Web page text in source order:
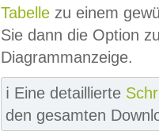
Tabelle zu einem
Sie dann die Option
Diagrammanzeige.
ℹ️ Eine detaillierte
den gesamten